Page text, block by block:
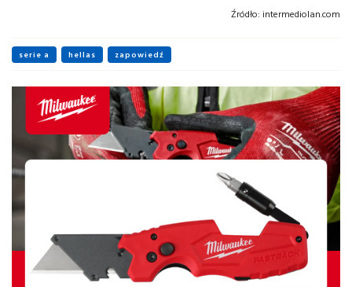
Źródło: intermediolan.com
serie a hellas zapowiedź